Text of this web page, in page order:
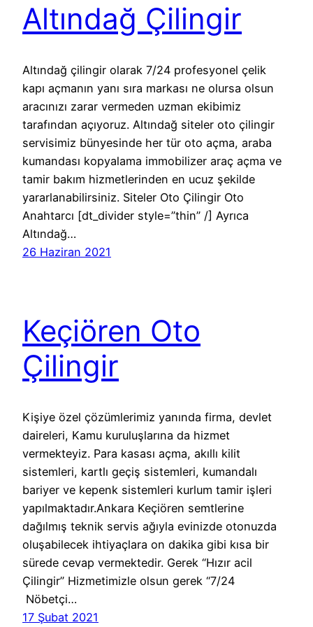
Altındağ Çilingir
Altındağ çilingir olarak 7/24 profesyonel çelik
kapı açmanın yanı sıra markası ne olursa olsun
aracınızı zarar vermeden uzman ekibimiz
tarafından açıyoruz. Altındağ siteler oto çilingir
servisimiz bünyesinde her tür oto açma, araba
kumandası kopyalama immobilizer araç açma ve
tamir bakım hizmetlerinden en ucuz şekilde
yararlanabilirsiniz. Siteler Oto Çilingir Oto
Anahtarcı [dt_divider style=”thin” /] Ayrıca
Altındağ…
26 Haziran 2021
Keçiören Oto
Çilingir
Kişiye özel çözümlerimiz yanında firma, devlet
daireleri, Kamu kuruluşlarına da hizmet
vermekteyiz. Para kasası açma, akıllı kilit
sistemleri, kartlı geçiş sistemleri, kumandalı
bariyer ve kepenk sistemleri kurlum tamir işleri
yapılmaktadır.Ankara Keçiören semtlerine
dağılmış teknik servis ağıyla evinizde otonuzda
oluşabilecek ihtiyaçlara on dakika gibi kısa bir
sürede cevap vermektedir. Gerek “Hızır acil
Çilingir” Hizmetimizle olsun gerek “7/24
Nöbetçi…
17 Şubat 2021